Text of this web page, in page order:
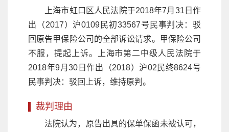
上海市虹口区人民法院于2018年7月31日作
出（2017）沪0109民初33567号民事判决：驳
回原告甲保险公司的全部诉讼请求。甲保险公司
不服，提起上诉。上海市第二中级人民法院于
2018年9月30日作出（2018）沪02民终8624号
民事判决：驳回上诉，维持原判。
裁判理由
法院认为，原告出具的保单保函未被认可，